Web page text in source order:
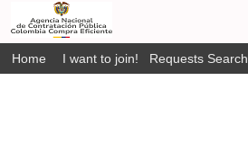
Home I want to join! Requests Search